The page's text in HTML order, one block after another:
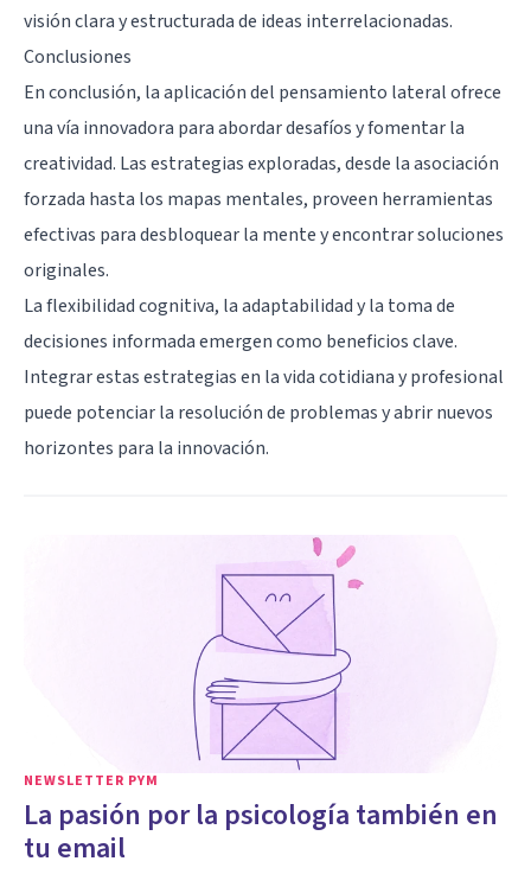
visión clara y estructurada de ideas interrelacionadas.
Conclusiones
En conclusión, la aplicación del pensamiento lateral ofrece
una vía innovadora para abordar desafíos y fomentar la
creatividad. Las estrategias exploradas, desde la asociación
forzada hasta los mapas mentales, proveen herramientas
efectivas para desbloquear la mente y encontrar soluciones
originales.
La flexibilidad cognitiva, la adaptabilidad y la toma de
decisiones informada emergen como beneficios clave.
Integrar estas estrategias en la vida cotidiana y profesional
puede potenciar la resolución de problemas y abrir nuevos
horizontes para la innovación.
NEWSLETTER PYM
La pasión por la psicología también en
tu email